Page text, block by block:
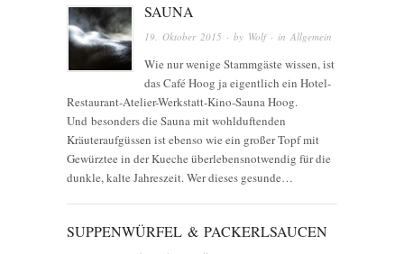
SAUNA
19. Oktober 2015 · by Wolf· inAllgemein
Wie nur wenige Stammgäste wissen, ist
das Café Hoog ja eigentlich ein Hotel-
Restaurant-Atelier-Werkstatt-Kino-Sauna Hoog.
Und besonders die Sauna mit wohlduftenden
Kräuteraufgüssen ist ebenso wie ein großer Topf mit
Gewürztee in der Kueche überlebensnotwendig für die
dunkle, kalte Jahreszeit. Wer dieses gesunde…
SUPPENWÜRFEL & PACKERLSAUCEN